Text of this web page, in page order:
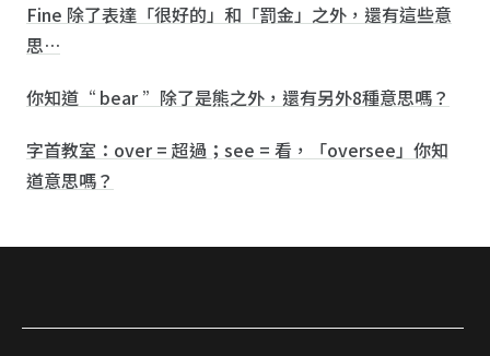
Fine 除了表達「很好的」和「罰金」之外，還有這些意
思…
你知道“ bear ”除了是熊之外，還有另外8種意思嗎？
字首教室：over = 超過；see = 看，「oversee」你知
道意思嗎？